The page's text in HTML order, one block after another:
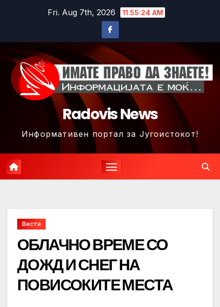
Fri. Aug 7th, 2026 11:55:27 AM
Radovis News
Информативен портал за Југоистокот!
Вести
ОБЛАЧНО ВРЕМЕ СО
ДОЖД И СНЕГ НА
ПОВИСОКИТЕ МЕСТА